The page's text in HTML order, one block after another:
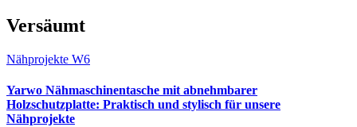
Versäumt
Nähprojekte W6
Yarwo Nähmaschinentasche mit abnehmbarer
Holzschutzplatte: Praktisch und stylisch für unsere
Nähprojekte